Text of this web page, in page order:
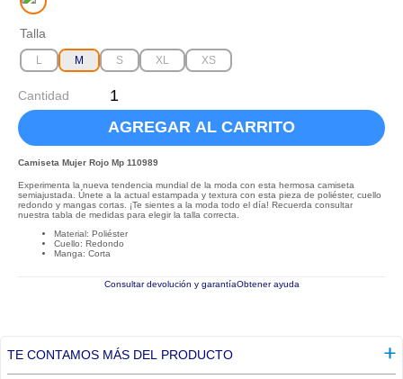
Talla
L M S XL XS
Cantidad
AGREGAR AL CARRITO
Camiseta Mujer Rojo Mp 110989
Experimenta la nueva tendencia mundial de la moda con esta hermosa camiseta
semiajustada. Únete a la actual estampada y textura con esta pieza de poliéster, cuello
redondo y mangas cortas. ¡Te sientes a la moda todo el día! Recuerda consultar
nuestra tabla de medidas para elegir la talla correcta.
Material: Poliéster
Cuello: Redondo
Manga: Corta
Consultar devolución y garantíaObtener ayuda
TE CONTAMOS MÁS DEL PRODUCTO